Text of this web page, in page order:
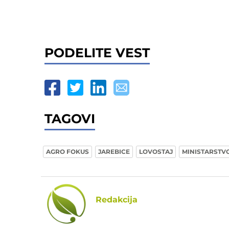
PODELITE VEST
TAGOVI
AGRO FOKUS JAREBICE LOVOSTAJ
Redakcija